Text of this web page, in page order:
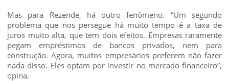
Mas para Rezende, há outro fenômeno. “Um segundo
problema que nos persegue há muito tempo é a taxa de
juros muito alta, que tem dois efeitos. Empresas raramente
pegam empréstimos de bancos privados, nem para
construção. Agora, muitos empresários preferem não fazer
nada disso. Eles optam por investir no mercado financeiro”,
opina.